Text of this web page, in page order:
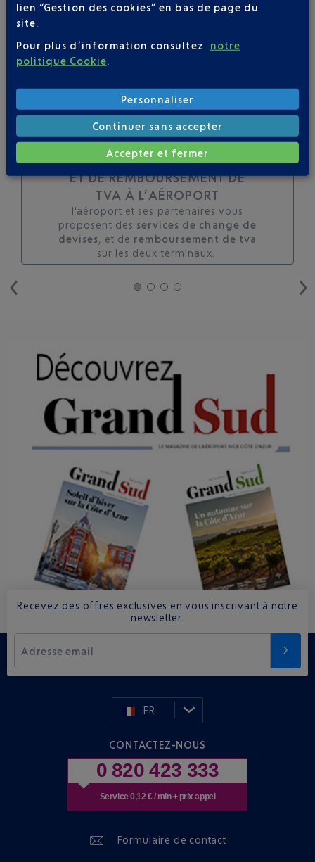
TOUS LES SERVICES DE CHANGE
ET DE REMBOURSEMENT DE
TVA À L’AÉROPORT
l'aéroport et ses partenaires vous
proposent des services de change de
devises , et de remboursement de tva
sur les deux terminaux. ​
Recevez des offres exclusives en vous inscrivant à notre
newsletter.
Adresse email
FR
CONTACTEZ-NOUS
0 820 423 333
Service 0,12 € / min + prix appel
Formulaire de contact
lien “Gestion des cookies” en bas de page du
site.
Pour plus d’information consultez
notre
politique Cookie.
Personnaliser
Continuer sans accepter
Accepter et fermer